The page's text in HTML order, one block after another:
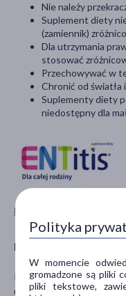
Pokaż wszystkie
Producent
Polski Lek Sp. z o.o.
Chopina 10
Nie należy
Suplement diety
(zamiennik)
Dla utrzymania
stosować
Przechowywać w
Chronić od światła
Suplementy diety
niedostępny dla
Polityka
W momencie
gromadzone są pliki
pliki tekstowe,